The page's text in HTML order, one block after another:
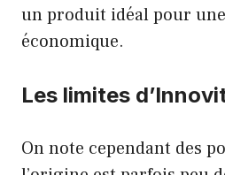
un produit idéal pour
économique.
Les limites
On note cependant des